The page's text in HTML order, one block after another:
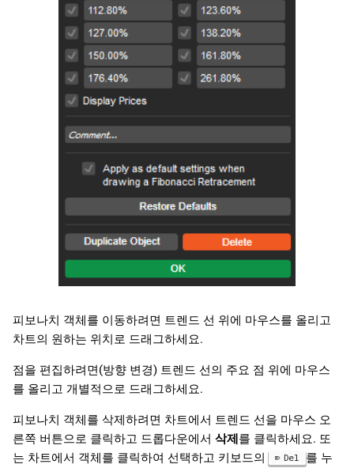
피보나치 객체를 이동하려면 트렌드 선 위에 마우스를 올리고
차트의 원하는 위치로 드래그하세요.
점을 편집하려면(방향 변경) 트렌드 선의 주요 점 위에 마우스
를 올리고 개별적으로 드래그하세요.
피보나치 객체를 삭제하려면 차트에서 트렌드 선을 마우스 오
른쪽 버튼으로 클릭하고 드롭다운에서 삭제를 클릭하세요. 또
는 차트에서 객체를 클릭하여 선택하고 키보드의
Del
를 누